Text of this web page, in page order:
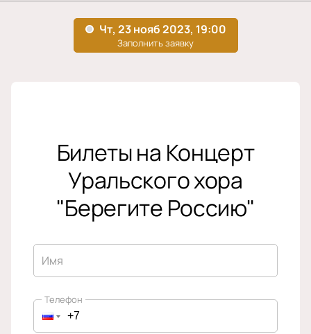
Билеты на Концерт
Уральского хора
"Берегите Россию"
Имя
Телефон